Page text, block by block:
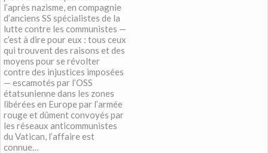
l’après nazisme, en compagnie
d’anciens SS spécialistes de la
lutte contre les communistes —
c’est à dire pour eux : tous ceux
qui trouvent des raisons et des
moyens pour se révolter
contre des injustices imposées
— escamotés par l’OSS
étatsunienne dans les zones
libérées en Europe par l’armée
rouge et dûment convoyés par
les réseaux anticommunistes
du Vatican, l’affaire est
connue…